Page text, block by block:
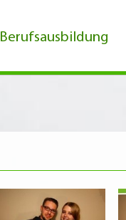
Berufsausbildung